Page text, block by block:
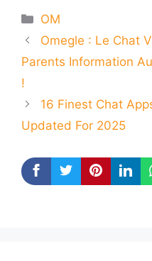
Categories
OM
Omegle : Le Chat
Parents Information
!
16 Finest Chat
Updated For 2025